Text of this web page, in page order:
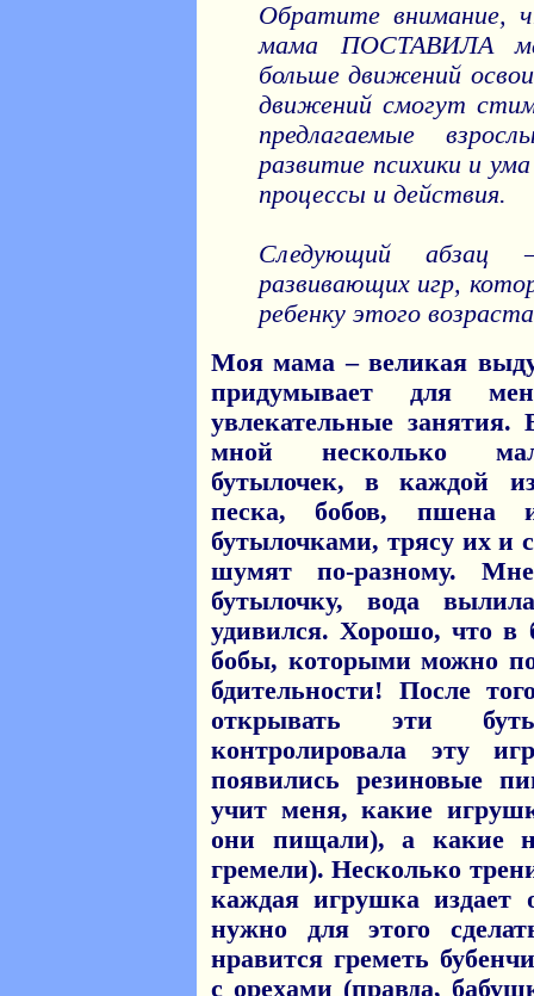
Обратите внимание,
мама ПОСТАВИЛА
больше движений
движений смогут
предлагаемые
развитие психики и
процессы и действия.
Следующий абзац
развивающих игр,
ребенку этого
Моя мама – великая
придумывает для
увлекательные занятия.
мной несколько
бутылочек, в каждой
песка, бобов,
бутылочками, трясу их и
шумят по-разному.
бутылочку, вода
удивился. Хорошо, что в
бобы, которыми можно
бдительности! После
открывать эти
контролировала эту
появились резиновые
учит меня, какие
они пищали), а какие
гремели). Несколько
каждая игрушка издает
нужно для этого
нравится греметь
с орехами (правда,